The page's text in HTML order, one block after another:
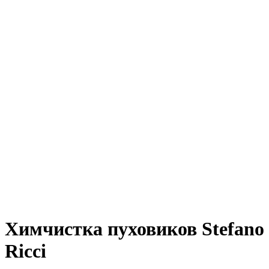
Химчистка пуховиков Stefano
Ricci